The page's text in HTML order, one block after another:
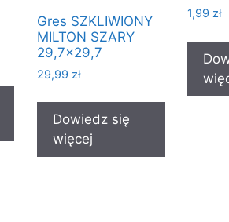
Gres SZKLIWIONY
MILTON SZARY
29,7×29,7
29,99 zł
Dowiedz się
więcej
1,99 zł